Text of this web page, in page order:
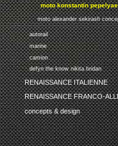
moto konstantin
moto alexander sekirash
autorail
marine
camion
defyn the know nikita bridan
RENAISSANCE ITALIENNE
RENAISSANCE FRANCO-
concepts & design